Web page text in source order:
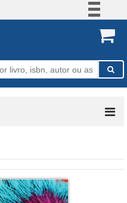
Participe